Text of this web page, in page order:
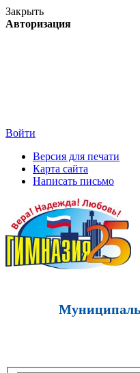
Закрыть
Авторизация
Войти
Версия для печати
Карта сайта
Написать письмо